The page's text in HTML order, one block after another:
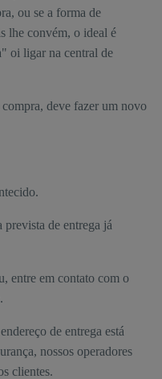
ou se a forma de
lhe convém, o ideal é
oi ligar na central de
deve fazer um novo
prevista de entrega já
entre em contato com o
de entrega está
nossos operadores
clientes.